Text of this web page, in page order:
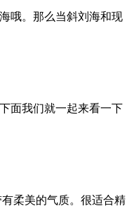
哦。那么当斜刘海和现
面我们就一起来看一下
柔美的气质。很适合精